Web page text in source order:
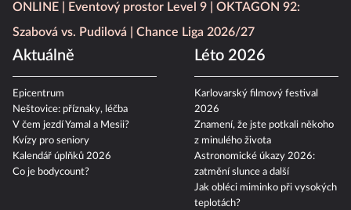
ONLINE
Eventový prostor Level 9
OKTAGON 92:
Szabová vs. Pudilová
Chance Liga 2026/27
Aktuálně
Epicentrum
Neštovice: příznaky, léčba
V čem jezdí Yamal a Mesii?
Kvízy pro seniory
Kalendář úplňků 2026
Co je bodycount?
Léto 2026
Karlovarský filmový festival
2026
Znamení, že jste potkali někoho
z minulého života
Astronomické úkazy 2026:
zatmění slunce a další
Jak obléci miminko při vysokých
teplotách?